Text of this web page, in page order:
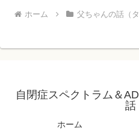
ホーム 父ちゃんの話（タ
自閉症スペクトラム＆
話
ホーム